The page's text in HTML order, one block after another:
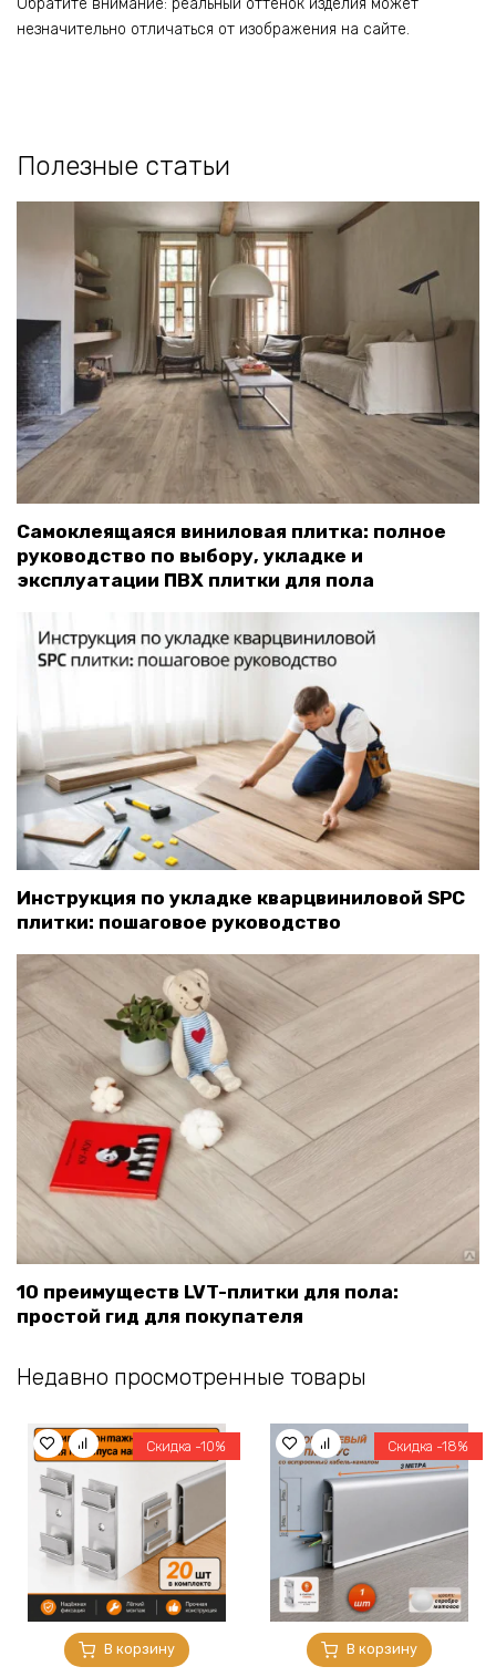
Обратите внимание: реальный оттенок изделия может
незначительно отличаться от изображения на сайте.
Полезные статьи
Самоклеящаяся виниловая плитка: полное
руководство по выбору, укладке и
эксплуатации ПВХ плитки для пола
Инструкция по укладке кварцвиниловой SPC
плитки: пошаговое руководство
10 преимуществ LVT-плитки для пола:
простой гид для покупателя
Недавно просмотренные товары
В корзину
Скидка -10%
В корзину
Скидка -18%